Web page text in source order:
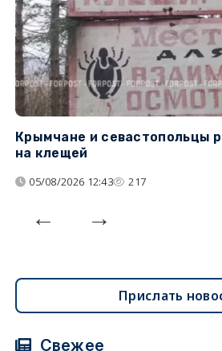
Крымчане и севастопольцы
на клещей
05/08/2026 12:43 217
Прислать
Свежее